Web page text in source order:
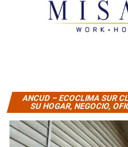
ANCUD – ECOCLIMA SUR
SU HOGAR, NEGOCIO,